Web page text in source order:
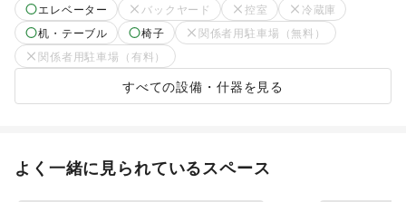
エレベーター
バックヤード 控室
冷蔵庫
机・テーブル
椅子
関係者用駐車場（無料）
関係者用駐車場（有料）
すべての設備・什器を見る
よく一緒に見られているスペース